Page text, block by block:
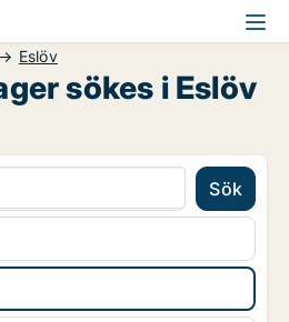
Eslöv
sökes i Eslöv
Sök